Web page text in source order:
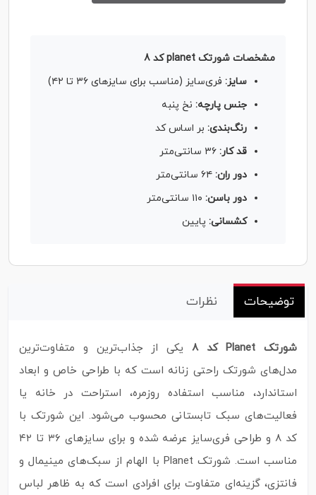
مشخصات شورتک planet کد 8
سایز: فری‌سایز (مناسب برای سایزهای ۳۶ تا ۴۲)
جنس پارچه: نخ پنبه
رنگ‌بندی: بر اساس کد
قد کار:
دور ران:
دور باسن:
کشسانی: پایین
توضیحات نظرات
شورتک Planet کد 8
یکی از جذاب‌ترین و متفاوت‌ترین
مدل‌های شورتک راحتی زنانه است که با طراحی خاص و ابعاد
استاندارد، مناسب استفاده روزمره، استراحت در خانه یا
فعالیت‌های سبک تابستانی محسوب می‌شود. این شورتک با
کد 8 و طراحی فری‌سایز عرضه شده و برای سایزهای ۳۶ تا ۴۲
مناسب است. شورتک Planet با الهام از سبک‌های مینیمال و
فانتزی، گزینه‌ای متفاوت برای افرادی است که به ظاهر لباس